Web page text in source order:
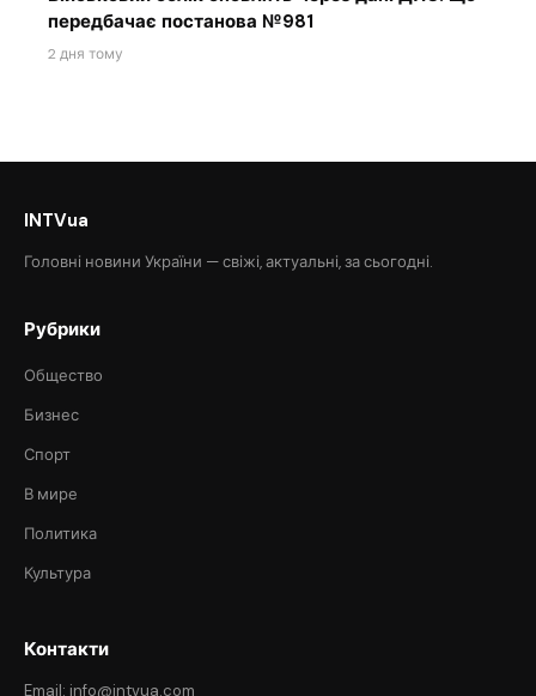
передбачає постанова №981
2 дня тому
INTVua
Головні новини України — свіжі, актуальні, за сьогодні.
Рубрики
Общество
Бизнес
Спорт
В мире
Политика
Культура
Контакти
Email: info@intvua.com